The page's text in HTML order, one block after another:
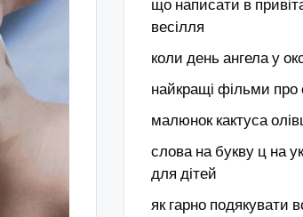
що написати в
весілля
коли день ангела у
найкращі фільми про
малюнок кактуса
слова на букву ц на
для дітей
як гарно подякувати